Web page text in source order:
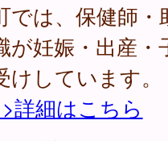
では、保健師
が妊娠・出産
けしています。
詳細はこちら